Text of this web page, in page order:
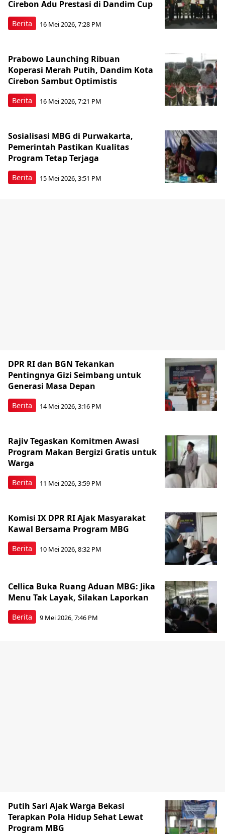
Berita
Cirebon Adu Prestasi di Dandim Cup
16 Mei 2026, 7:28 PM
Berita
Prabowo Launching Ribuan
Koperasi Merah Putih, Dandim Kota
Cirebon Sambut Optimistis
16 Mei 2026, 7:21 PM
Berita
Sosialisasi MBG di Purwakarta,
Pemerintah Pastikan Kualitas
Program Tetap Terjaga
15 Mei 2026, 3:51 PM
Berita
DPR RI dan BGN Tekankan
Pentingnya Gizi Seimbang untuk
Generasi Masa Depan
14 Mei 2026, 3:16 PM
Berita
Rajiv Tegaskan Komitmen Awasi
Program Makan Bergizi Gratis untuk
Warga
11 Mei 2026, 3:59 PM
Berita
Komisi IX DPR RI Ajak Masyarakat
Kawal Bersama Program MBG
10 Mei 2026, 8:32 PM
Berita
Cellica Buka Ruang Aduan MBG: Jika
Menu Tak Layak, Silakan Laporkan
9 Mei 2026, 7:46 PM
Putih Sari Ajak Warga Bekasi
Terapkan Pola Hidup Sehat Lewat
Program MBG